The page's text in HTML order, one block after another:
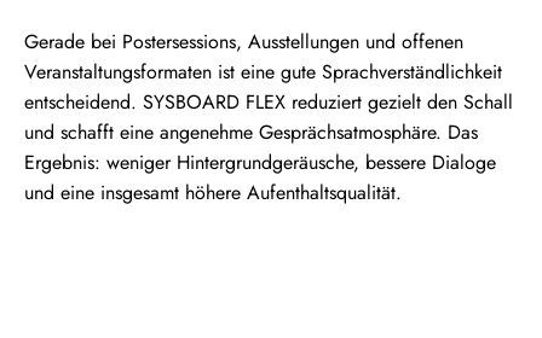
Gerade bei Postersessions, Ausstellungen und offenen
Veranstaltungsformaten ist eine gute Sprachverständlichkeit
entscheidend. SYSBOARD FLEX reduziert gezielt den Schall
und schafft eine angenehme Gesprächsatmosphäre. Das
Ergebnis: weniger Hintergrundgeräusche, bessere Dialoge
und eine insgesamt höhere Aufenthaltsqualität.